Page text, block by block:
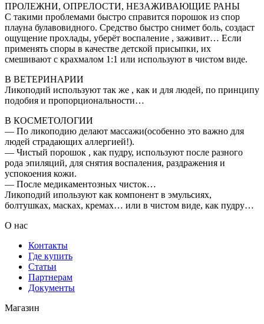
ПРОЛЕЖНИ, ОПРЕЛОСТИ, НЕЗАЖИВАЮЩИЕ РАНЫ
С такими проблемами быстро справится порошок из спор
плауна булавовидного. Средство быстро снимет боль, создаст
ощущение прохлады, уберёт воспаление , заживит… Если
применять споры в качестве детской присыпки, их
смешивают с крахмалом 1:1 или используют в чистом виде.
В ВЕТЕРИНАРИИ
Ликоподий используют так же , как и для людей, по принципу
подобия и пропорциональности…
В КОСМЕТОЛОГИИ
— По ликоподию делают массажи(особенно это важно для
людей страдающих аллергией!).
— Чистый порошок , как пудру, используют после разного
рода эпиляций, для снятия воспаления, раздражения и
успокоения кожи.
— После медикаментозных чисток…
Ликоподий ипользуют как компонент в эмульсиях,
болтушках, масках, кремах… или в чистом виде, как пудру…
О нас
Контакты
Где купить
Статьи
Партнерам
Документы
Магазин